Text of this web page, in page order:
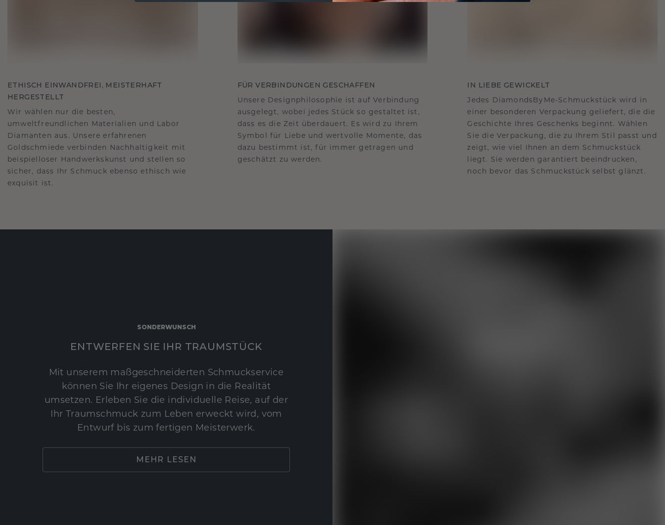
ETHISCH EINWANDFREI, MEISTERHAFT
HERGESTELLT
Wir wählen nur die besten,
umweltfreundlichen Materialien und Labor
Diamanten aus. Unsere erfahrenen
Goldschmiede verbinden Nachhaltigkeit mit
beispielloser Handwerkskunst und stellen so
sicher, dass Ihr Schmuck ebenso ethisch wie
exquisit ist.
FÜR VERBINDUNGEN GESCHAFFEN
Unsere Designphilosophie ist auf Verbindung
ausgelegt, wobei jedes Stück so gestaltet ist,
dass es die Zeit überdauert. Es wird zu Ihrem
Symbol für Liebe und wertvolle Momente, das
dazu bestimmt ist, für immer getragen und
geschätzt zu werden.
IN LIEBE GEWICKELT
Jedes DiamondsByMe-Schmuckstück wird in
einer besonderen Verpackung geliefert, die die
Geschichte Ihres Geschenks beginnt. Wählen
Sie die Verpackung, die zu Ihrem Stil passt und
zeigt, wie viel Ihnen an dem Schmuckstück
liegt. Sie werden garantiert beeindrucken,
noch bevor das Schmuckstück selbst glänzt.
SONDERWUNSCH
ENTWERFEN SIE IHR TRAUMSTÜCK
Mit unserem maßgeschneiderten Schmuckservice
können Sie Ihr eigenes Design in die Realität
umsetzen. Erleben Sie die individuelle Reise, auf der
Ihr Traumschmuck zum Leben erweckt wird, vom
Entwurf bis zum fertigen Meisterwerk.
MEHR LESEN